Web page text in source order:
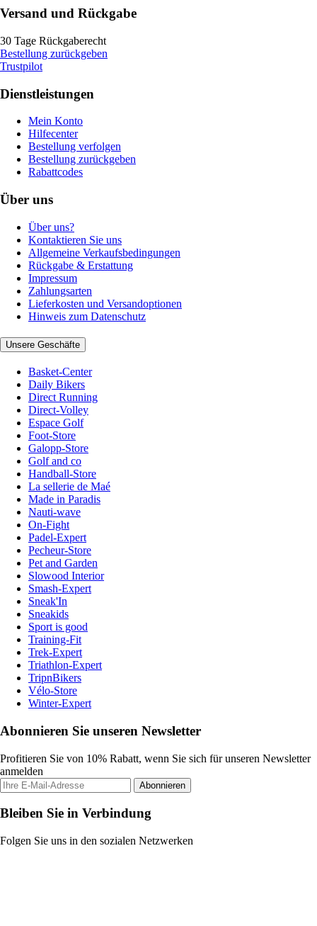
Versand und Rückgabe
30 Tage Rückgaberecht
Bestellung zurückgeben
Trustpilot
Dienstleistungen
Mein Konto
Hilfecenter
Bestellung verfolgen
Bestellung zurückgeben
Rabattcodes
Über uns
Über uns?
Kontaktieren Sie uns
Allgemeine Verkaufsbedingungen
Rückgabe & Erstattung
Impressum
Zahlungsarten
Lieferkosten und Versandoptionen
Hinweis zum Datenschutz
Unsere Geschäfte
Basket-Center
Daily Bikers
Direct Running
Direct-Volley
Espace Golf
Foot-Store
Galopp-Store
Golf and co
Handball-Store
La sellerie de Maé
Made in Paradis
Nauti-wave
On-Fight
Padel-Expert
Pecheur-Store
Pet and Garden
Slowood Interior
Smash-Expert
Sneak'In
Sneakids
Sport is good
Training-Fit
Trek-Expert
Triathlon-Expert
TripnBikers
Vélo-Store
Winter-Expert
Abonnieren Sie unseren Newsletter
Profitieren Sie von 10% Rabatt, wenn Sie sich für unseren Newsletter
anmelden
Abonnieren
Bleiben Sie in Verbindung
Folgen Sie uns in den sozialen Netzwerken